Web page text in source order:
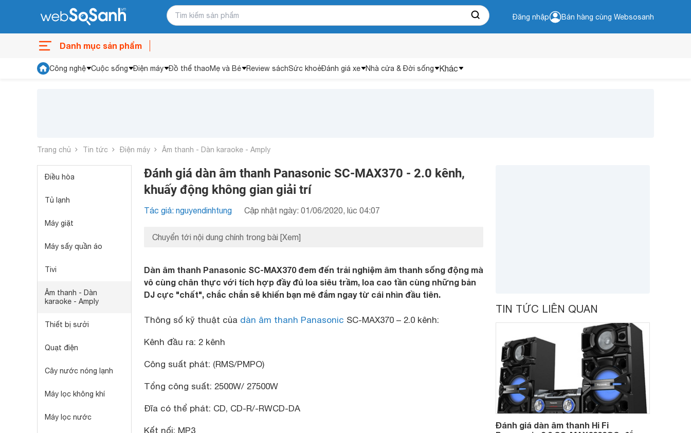
Đăng nhập Bán hàng cùng Websosanh
Danh mục sản phẩm
Công nghệ Cuộc sống Điện máy Đồ thể thaoMẹ và Bé Review sáchSức khoẻĐánh giá xe Nhà cửa & Đời sống Khác
Trang chủ Tin tức Điện máy Âm thanh - Dàn karaoke - Amply
Điều hòa
Tủ lạnh
Máy giặt
Máy sấy quần áo
Tivi
Âm thanh - Dàn
karaoke - Amply
Thiết bị sưởi
Quạt điện
Cây nước nóng lạnh
Máy lọc không khí
Máy lọc nước
Đánh giá dàn âm thanh Panasonic SC-MAX370 - 2.0 kênh,
khuấy động không gian giải trí
Tác giả: nguyendinhtung Cập nhật ngày: 01/06/2020, lúc 04:07
Chuyển tới nội dung chính trong bài [Xem]
Dàn âm thanh Panasonic SC-MAX370 đem đến trải nghiệm âm thanh sống động mà
vô cùng chân thực với tích hợp đầy đủ loa siêu trầm, loa cao tần cùng những bản
DJ cực "chất", chắc chắn sẽ khiến bạn mê đắm ngay từ cái nhìn đầu tiên.
Thông số kỹ thuật của dàn âm thanh Panasonic SC-MAX370 – 2.0 kênh:
Kênh đầu ra: 2 kênh
Công suất phát: (RMS/PMPO)
Tổng công suất: 2500W/ 27500W
Đĩa có thể phát: CD, CD-R/-RWCD-DA
Kết nối: MP3
TIN TỨC LIÊN QUAN
Đánh giá dàn âm thanh Hi Fi